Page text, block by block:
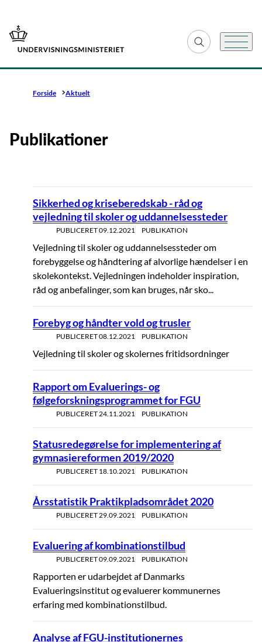
Gå til forsiden Fold søgefelt ud
Menu
Forside Aktuelt
Publikationer
Sikkerhed og kriseberedskab - råd og
vejledning til skoler og uddannelsessteder
PUBLICERET09.12.2021 PUBLIKATION
Vejledning til skoler og uddannelsessteder om
forebyggelse og håndtering af alvorlige hændelser i en
skolekontekst. Vejledningen indeholder inspiration,
råd og anbefalinger, som kan bruges, når sko...
Forebyg og håndter vold og trusler
PUBLICERET08.12.2021 PUBLIKATION
Vejledning til skoler og skolernes fritidsordninger
Rapport om Evaluerings- og
følgeforskningsprogrammet for FGU
PUBLICERET 24.11.2021 PUBLIKATION
Statusredegørelse for implementering af
gymnasiereformen 2019/2020
PUBLICERET 18.10.2021 PUBLIKATION
Årsstatistik Praktikpladsområdet 2020
PUBLICERET 29.09.2021 PUBLIKATION
Evaluering af kombinationstilbud
PUBLICERET09.09.2021 PUBLIKATION
Rapporten er udarbejdet af Danmarks
Evalueringsinstitut og evaluerer kommunernes
erfaring med kombinationstilbud.
Analyse af FGU-institutionernes